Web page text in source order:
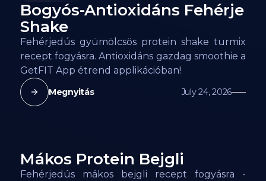
86kcal
Bogyós-Antioxidáns Fehérje
Shake
Fehérjedús gyümölcsös protein shake turmix
recept fogyásra. Antioxidáns gazdag smoothie a
GetFIT App étrend applikációban!
Megnyitás July 24, 2026
184kcal
Mákos Protein Bejgli
Fehérjedús mákos bejgli recept fogyásra -